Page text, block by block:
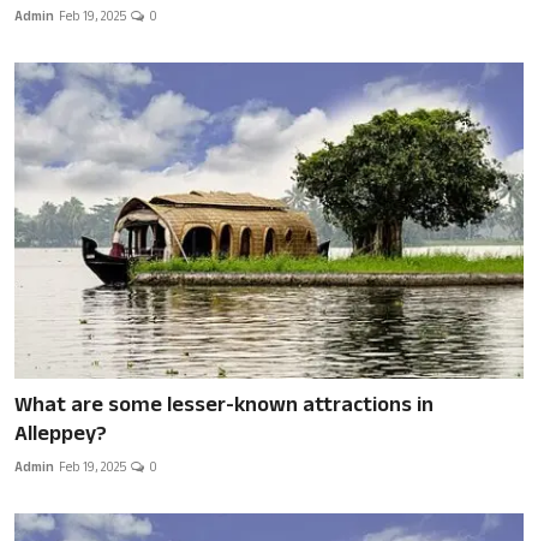
Admin Feb 19, 2025 0
What are some lesser-known attractions in
Alleppey?
Admin Feb 19, 2025 0